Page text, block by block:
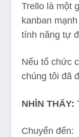
Trello là một
kanban
tính năng tự
Nếu tổ chức
chúng tôi đã
NHÌN THẤY:
Chuyển đến: